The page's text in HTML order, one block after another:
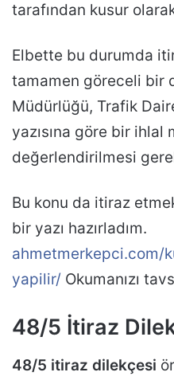
tarafından kusur
Elbette bu durumda
tamamen göreceli bir
Müdürlüğü, Trafik
yazısına göre bir ihlal
değerlendirilmesi
Bu konu da itiraz
bir yazı hazırladım.
ahmetmerkepci.com/
yapilir/ Okumanızı
48/5 İtiraz
48/5 itiraz dilekçesi